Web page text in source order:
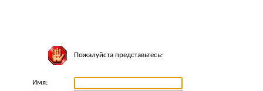
Пожалуйста представьтесь:
Имя: